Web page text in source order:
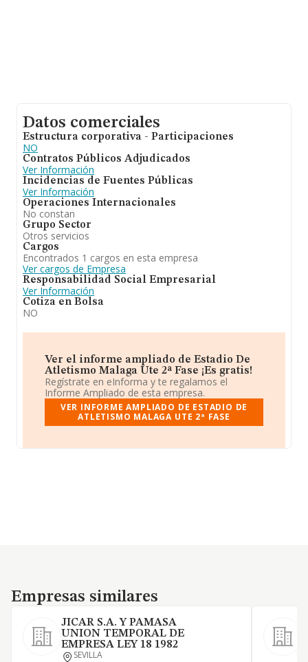
Datos comerciales
Estructura corporativa - Participaciones
NO
Contratos Públicos Adjudicados
Ver Información
Incidencias de Fuentes Públicas
Ver Información
Operaciones Internacionales
No constan
Grupo Sector
Otros servicios
Cargos
Encontrados 1 cargos en esta empresa
Ver cargos de Empresa
Responsabilidad Social Empresarial
Ver Información
Cotiza en Bolsa
NO
Ver el informe ampliado de Estadio De
Atletismo Malaga Ute 2ª Fase ¡Es gratis!
Regístrate en eInforma y te regalamos el
Informe Ampliado de esta empresa.
VER INFORME AMPLIADO DE ESTADIO DE
ATLETISMO MALAGA UTE 2ª FASE
Empresas similares
Empresas similares
JICAR S.A. Y PAMASA
UNION TEMPORAL DE
EMPRESA LEY 18 1982
SEVILLA